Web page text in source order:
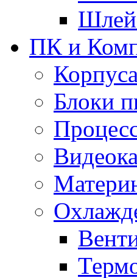
ПК и
Корпуса
Блоки